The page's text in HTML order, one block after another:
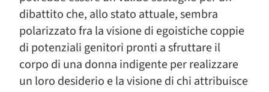
dibattito che, allo stato attuale, sembra
polarizzato fra la visione di egoistiche coppie
di potenziali genitori pronti a sfruttare il
corpo di una donna indigente per realizzare
un loro desiderio e la visione di chi attribuisce